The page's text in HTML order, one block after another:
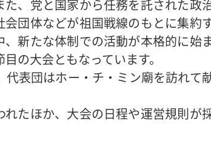
た、党と国家から任務を託された政
会団体などが祖国戦線のもとに集約
、新たな体制での活動が本格的に始
目の大会ともなっています。
表団はホー・チ・ミン廟を訪れて
たほか、大会の日程や運営規則が